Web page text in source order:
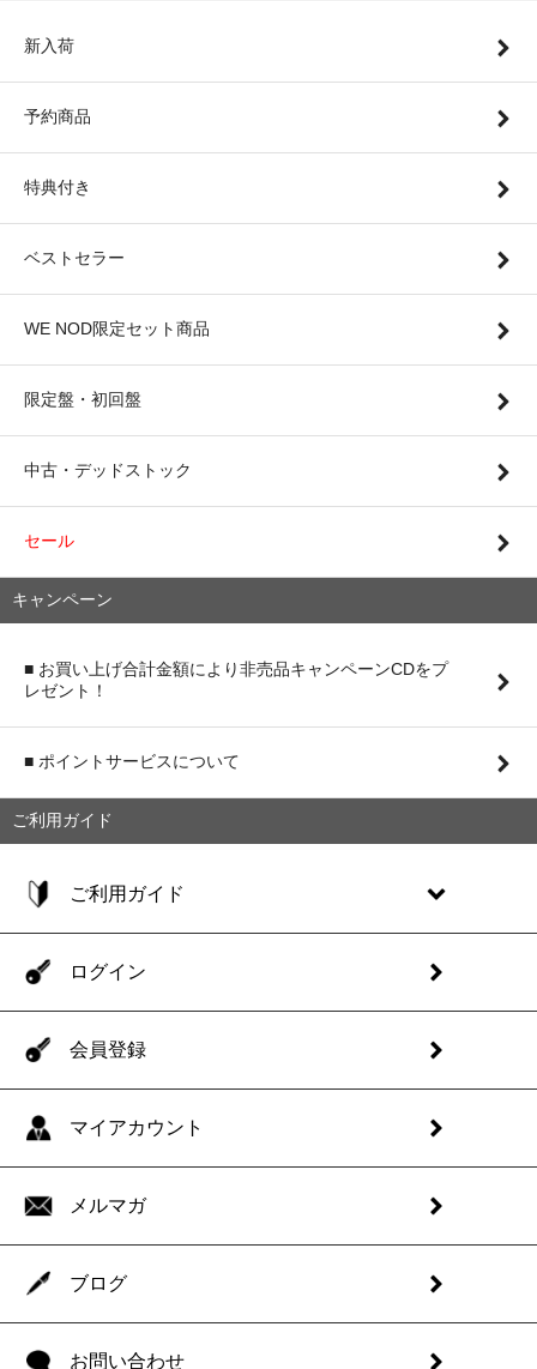
新入荷
予約商品
特典付き
ベストセラー
WE NOD限定セット商品
限定盤・初回盤
中古・デッドストック
セール
キャンペーン
■ お買い上げ合計金額により非売品キャンペーンCDをプ
レゼント！
■ ポイントサービスについて
ご利用ガイド
ご利用ガイド
ログイン
会員登録
マイアカウント
メルマガ
ブログ
お問い合わせ